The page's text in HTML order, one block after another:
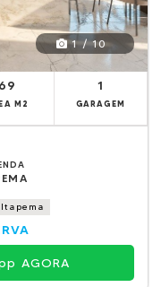
1 / 10
69
M2
1
GARAGEM
AGORA